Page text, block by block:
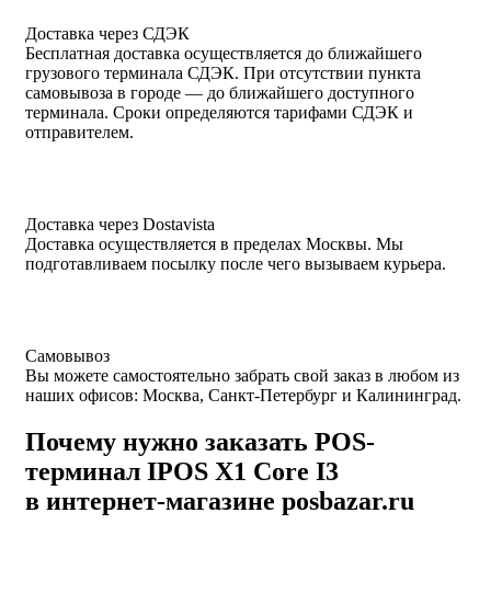
Доставка через СДЭК
Бесплатная доставка осуществляется до ближайшего
грузового терминала СДЭК. При отсутствии пункта
самовывоза в городе — до ближайшего доступного
терминала. Сроки определяются тарифами СДЭК и
отправителем.
Доставка через Dostavista
Доставка осуществляется в пределах Москвы. Мы
подготавливаем посылку после чего вызываем курьера.
Самовывоз
Вы можете самостоятельно забрать свой заказ в любом из
наших офисов: Москва, Санкт-Петербург и Калининград.
Почему нужно заказать POS-
терминал IPOS X1 Core I3
в интернет-магазине posbazar.ru